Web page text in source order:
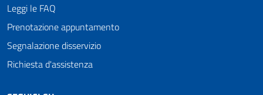
Leggi le FAQ
Prenotazione appuntamento
Segnalazione disservizio
Richiesta d'assistenza